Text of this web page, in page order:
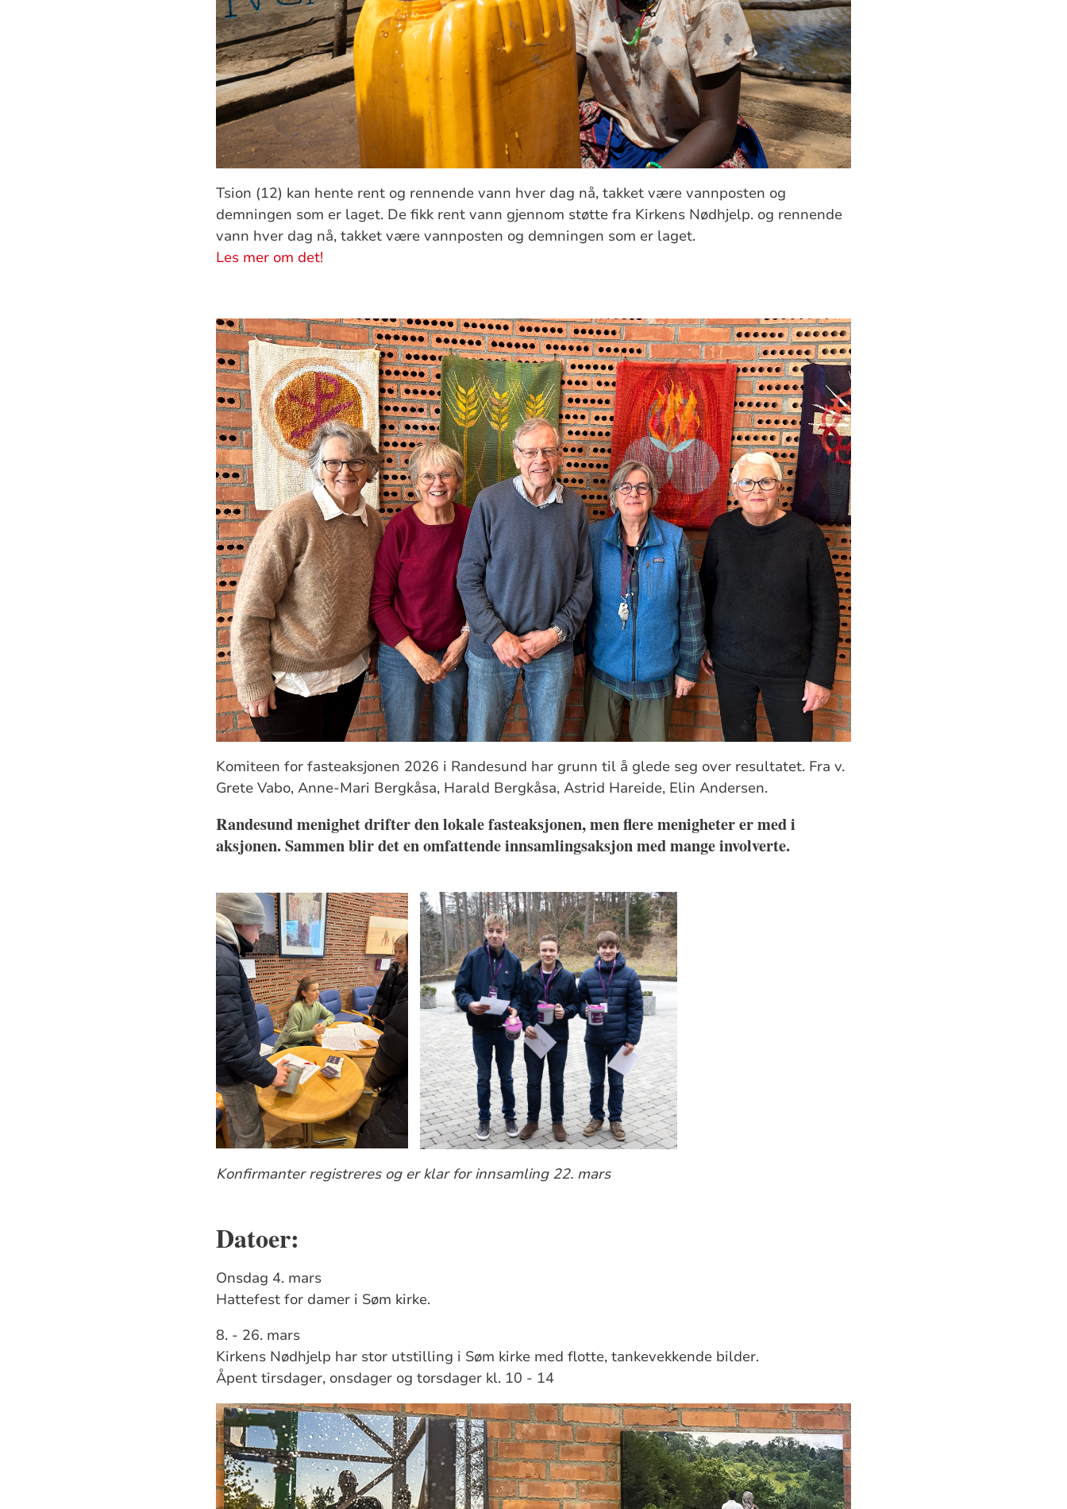
Tsion (12) kan hente rent og rennende vann hver dag nå, takket være vannposten og
demningen som er laget. De fikk rent vann gjennom støtte fra Kirkens Nødhjelp. og rennende
vann hver dag nå, takket være vannposten og demningen som er laget.
Les mer om det!
Komiteen for fasteaksjonen 2026 i Randesund har grunn til å glede seg over resultatet. Fra v.
Grete Vabo, Anne-Mari Bergkåsa, Harald Bergkåsa, Astrid Hareide, Elin Andersen.
Randesund menighet drifter den lokale fasteaksjonen, men flere menigheter er med i
aksjonen. Sammen blir det en omfattende innsamlingsaksjon med mange involverte.
Konfirmanter registreres og er klar for innsamling 22. mars
Datoer:
Onsdag 4. mars
Hattefest for damer i Søm kirke.
8. - 26. mars
Kirkens Nødhjelp har stor utstilling i Søm kirke med flotte, tankevekkende bilder.
Åpent tirsdager, onsdager og torsdager kl. 10 - 14